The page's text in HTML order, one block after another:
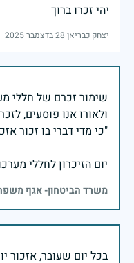
יהי זכרו ברוך
יצחק כבריאן|28 בדצמבר 2025
שימור זכרם של חללי
יום הזיכרון לחללי
משרד הביטחון- אגף